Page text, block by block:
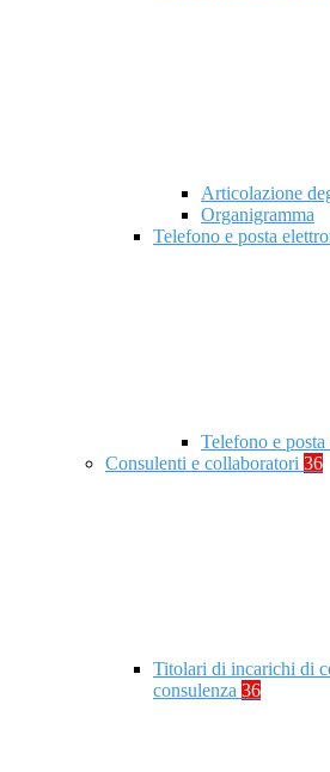
Articolazione
Organigramma
Telefono e posta
Telefono e posta
Consulenti e collaboratori 36
Titolari di incarichi di
consulenza 36